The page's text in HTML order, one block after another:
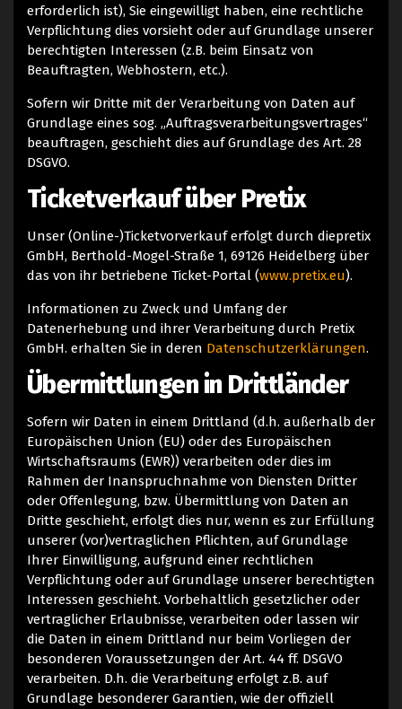
erforderlich ist), Sie eingewilligt haben, eine rechtliche
Verpflichtung dies vorsieht oder auf Grundlage unserer
berechtigten Interessen (z.B. beim Einsatz von
Beauftragten, Webhostern, etc.).
Sofern wir Dritte mit der Verarbeitung von Daten auf
Grundlage eines sog. „Auftragsverarbeitungsvertrages“
beauftragen, geschieht dies auf Grundlage des Art. 28
DSGVO.
Ticketverkauf über Pretix
Unser (Online-)Ticketvorverkauf erfolgt durch diepretix
GmbH, Berthold-Mogel-Straße 1, 69126 Heidelberg über
das von ihr betriebene Ticket-Portal (www.pretix.eu).
Informationen zu Zweck und Umfang der
Datenerhebung und ihrer Verarbeitung durch Pretix
GmbH. erhalten Sie in deren Datenschutzerklärungen.
Übermittlungen in Drittländer
Sofern wir Daten in einem Drittland (d.h. außerhalb der
Europäischen Union (EU) oder des Europäischen
Wirtschaftsraums (EWR)) verarbeiten oder dies im
Rahmen der Inanspruchnahme von Diensten Dritter
oder Offenlegung, bzw. Übermittlung von Daten an
Dritte geschieht, erfolgt dies nur, wenn es zur Erfüllung
unserer (vor)vertraglichen Pflichten, auf Grundlage
Ihrer Einwilligung, aufgrund einer rechtlichen
Verpflichtung oder auf Grundlage unserer berechtigten
Interessen geschieht. Vorbehaltlich gesetzlicher oder
vertraglicher Erlaubnisse, verarbeiten oder lassen wir
die Daten in einem Drittland nur beim Vorliegen der
besonderen Voraussetzungen der Art. 44 ff. DSGVO
verarbeiten. D.h. die Verarbeitung erfolgt z.B. auf
Grundlage besonderer Garantien, wie der offiziell